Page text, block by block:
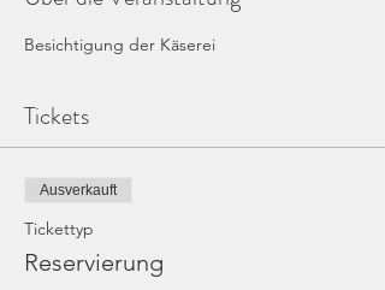
Besichtigung der Käserei
Tickets
Ausverkauft
Tickettyp
Reservierung